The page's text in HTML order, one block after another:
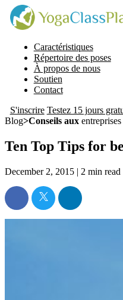
Caractéristiques
Répertoire des poses
À propos de nous
Soutien
Contact
S'inscrire Testez 15 jours
Blog>Conseils aux entreprises
Ten Top Tips for
December 2, 2015 | 2 min read